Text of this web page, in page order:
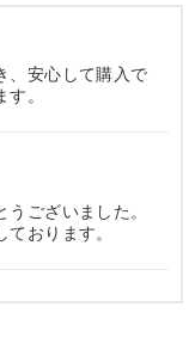
、安心して購入で
。
ございました。
おります。